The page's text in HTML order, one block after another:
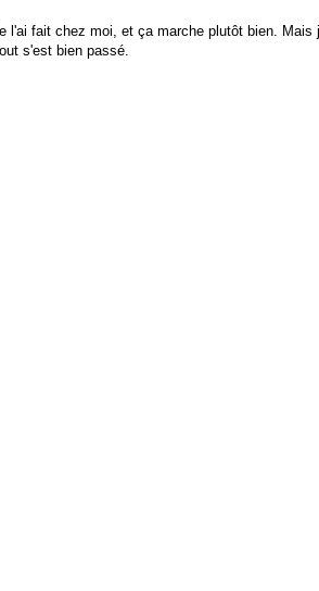
fait chez moi, et ça marche plutôt bien.
s'est bien passé.